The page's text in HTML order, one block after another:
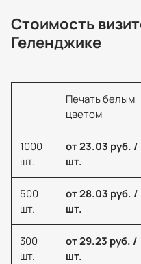
Стоимость
Геленджике
Печать белым
цветом
1000
шт.
от 23.03 руб. /
шт.
500
шт.
от 28.03 руб. /
шт.
300
шт.
от 29.23 руб. /
шт.